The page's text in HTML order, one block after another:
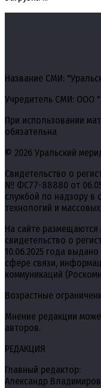
Название СМИ:
Учредитель СМИ: ООО
При использовании
обязательна
© 2026 Уральский
Свидетельство о
№ ФС77-88880 от
службой по надзору в
технологий и
На сайте
свидетельство о
10.06.2025 года
сфере связи,
коммуникаций
Возрастные
Мнение редакции
авторов.
РЕДАКЦИЯ
Главный редактор:
Александр